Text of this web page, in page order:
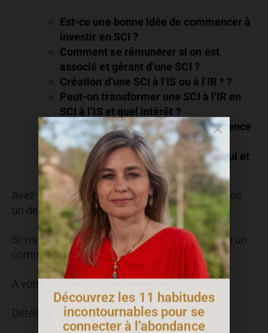
Est-ce une bonne idée de commencer à
investir en SCI ?
Comment se rémunérer si on est
associé et gérant d’une SCI ?
Création d’une SCI à l’IS ou à l’IR * ?
Peut-on transformer une SCI à l’IR en
SCI à l’IS et quel intérêt ?
Est-ce judicieux de mettre sa résidence
principale dans une SCI ?
Création de holding : quand, pour qui et
pourquoi ?
Avez-vous déjà opté pour la création de SCI dans
un de vos projets immobiliers ? Pourquoi ?
Si vous aimez cette vidéo, laissez-moi un
ou un
commentaire. Merci !
A votre succès et épanouissement !
Détélina
Découvrez les 11 habitudes
incontournables pour se
connecter à l’abondance
Recevez mes conseils exclusifs
pour vous enrichir dès aujourd’hui.